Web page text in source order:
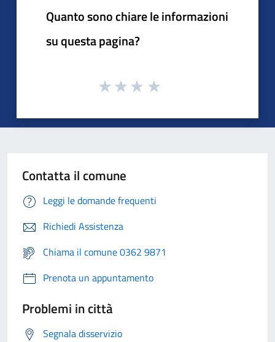
Quanto sono chiare le informazioni
su questa pagina?
Contatta il comune
Leggi le domande frequenti
Richiedi Assistenza
Chiama il comune 0362 9871
Prenota un appuntamento
Problemi in città
Segnala disservizio